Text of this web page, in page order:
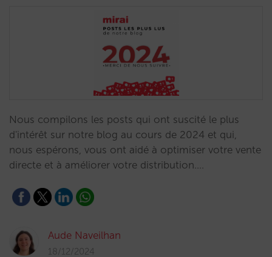
Nous compilons les posts qui ont suscité le plus
d'intérêt sur notre blog au cours de 2024 et qui,
nous espérons, vous ont aidé à optimiser votre vente
directe et à améliorer votre distribution.…
Aude Naveilhan
18/12/2024